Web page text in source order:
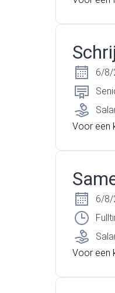
t
che
l
dringend!
6/8/
Voor een
wen?
etc? Lees
6/8/
Voor een
ikt over